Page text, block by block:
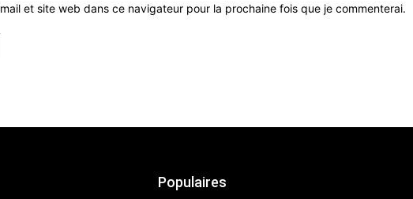
et site web dans ce navigateur pour la prochaine fois que je commenterai.
Populaires